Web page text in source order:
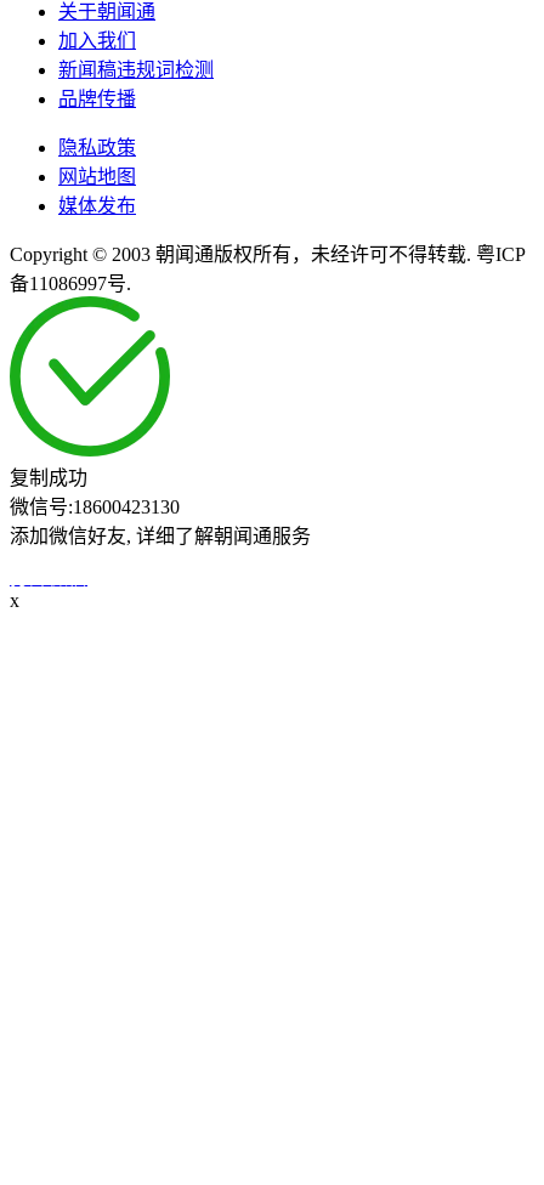
关于朝闻通
加入我们
新闻稿违规词检测
品牌传播
隐私政策
网站地图
媒体发布
Copyright © 2003 朝闻通版权所有，未经许可不得转载. 粤ICP
备11086997号.
复制成功
微信号:18600423130
添加微信好友, 详细了解朝闻通服务
x